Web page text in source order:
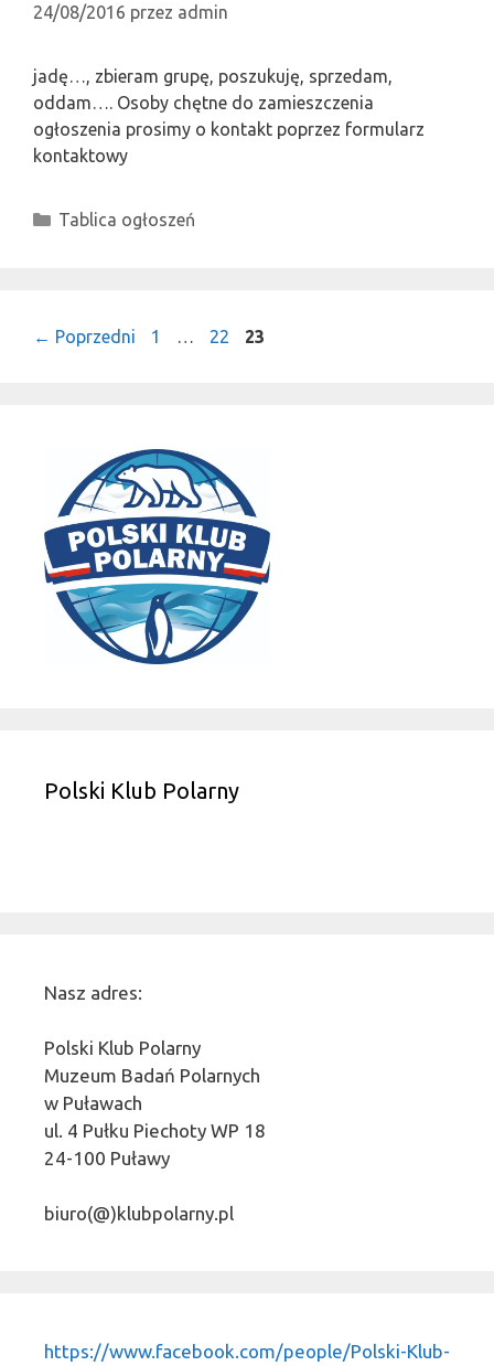
24/08/2016 przez admin
jadę…, zbieram grupę, poszukuję, sprzedam,
oddam…. Osoby chętne do zamieszczenia
ogłoszenia prosimy o kontakt poprzez formularz
kontaktowy
Kategorie
Tablica ogłoszeń
← Poprzedni Strona
1 Strona
22 Strona
23
Polski Klub Polarny
Nasz adres:
Polski Klub Polarny
Muzeum Badań Polarnych
w Puławach
ul. 4 Pułku Piechoty WP 18
24-100 Puławy
biuro(@)klubpolarny.pl
https://www.facebook.com/people/Polski-Klub-